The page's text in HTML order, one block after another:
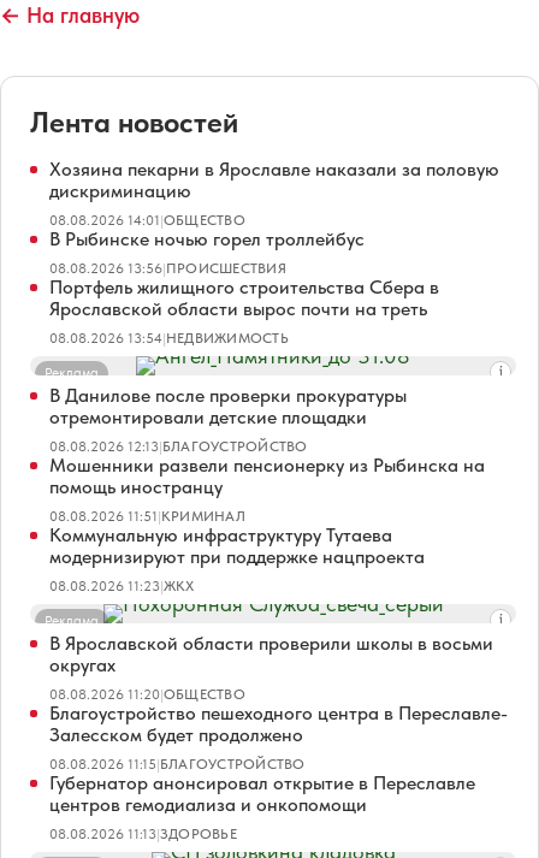
← На главную
Лента новостей
Хозяина пекарни в Ярославле наказали за половую
дискриминацию
08.08.2026 14:01|ОБЩЕСТВО
В Рыбинске ночью горел троллейбус
08.08.2026 13:56|ПРОИСШЕСТВИЯ
Портфель жилищного строительства Сбера в
Ярославской области вырос почти на треть
08.08.2026 13:54|НЕДВИЖИМОСТЬ
Реклама
В Данилове после проверки прокуратуры
отремонтировали детские площадки
08.08.2026 12:13|БЛАГОУСТРОЙСТВО
Мошенники развели пенсионерку из Рыбинска на
помощь иностранцу
08.08.2026 11:51|КРИМИНАЛ
Коммунальную инфраструктуру Тутаева
модернизируют при поддержке нацпроекта
08.08.2026 11:23|ЖКХ
Реклама
В Ярославской области проверили школы в восьми
округах
08.08.2026 11:20|ОБЩЕСТВО
Благоустройство пешеходного центра в Переславле-
Залесском будет продолжено
08.08.2026 11:15|БЛАГОУСТРОЙСТВО
Губернатор анонсировал открытие в Переславле
центров гемодиализа и онкопомощи
08.08.2026 11:13|ЗДОРОВЬЕ